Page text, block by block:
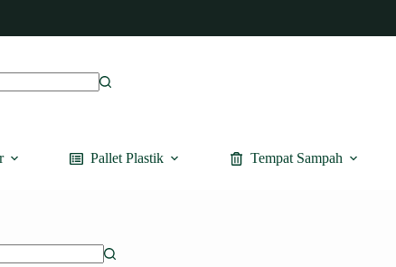
Pallet Plastik Tempat Sampah